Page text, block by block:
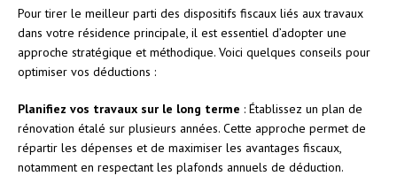
Pour tirer le meilleur parti des dispositifs fiscaux liés aux travaux
dans votre résidence principale, il est essentiel d’adopter une
approche stratégique et méthodique. Voici quelques conseils pour
optimiser vos déductions :
Planifiez vos travaux sur le long terme : Établissez un plan de
rénovation étalé sur plusieurs années. Cette approche permet de
répartir les dépenses et de maximiser les avantages fiscaux,
notamment en respectant les plafonds annuels de déduction.